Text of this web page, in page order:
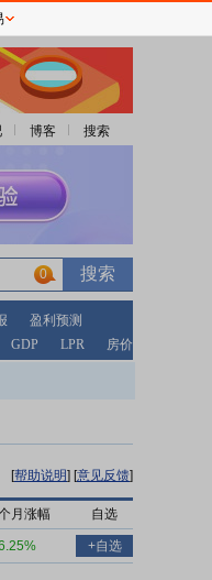
博客 搜索
0
盈利预测
GDP LPR 房价
[帮助说明] [意见反馈]
月涨幅 自选
+自选